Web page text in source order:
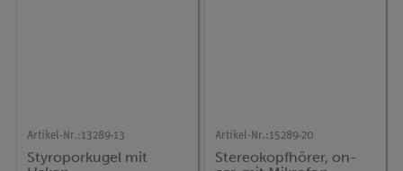
Artikel-Nr.:13289-13
Styroporkugel mit
Artikel-Nr.:15289-20
Stereokopfhörer, on-